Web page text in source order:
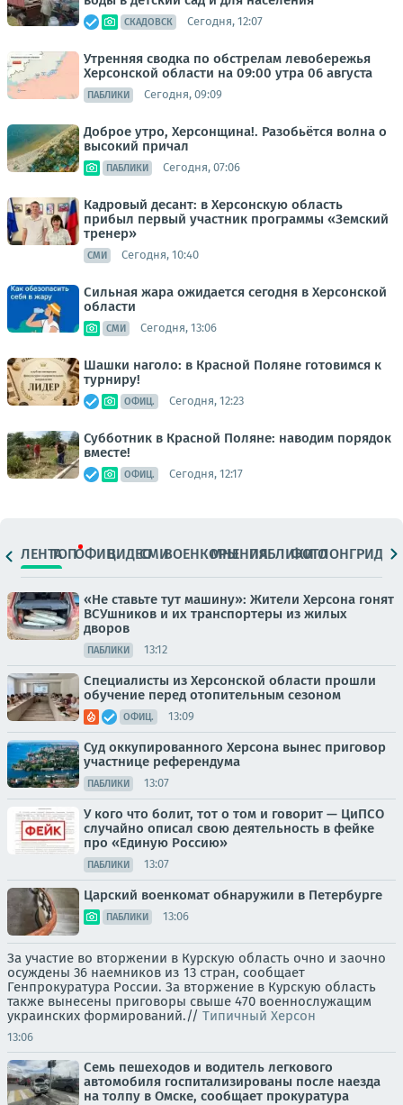
СКАДОВСК Сегодня, 12:07
Утренняя сводка по обстрелам левобережья
Херсонской области на 09:00 утра 06 августа
ПАБЛИКИ Сегодня, 09:09
Доброе утро, Херсонщина!. Разобьётся волна о
высокий причал
ПАБЛИКИ Сегодня, 07:06
Кадровый десант: в Херсонскую область
прибыл первый участник программы «Земский
тренер»
СМИ Сегодня, 10:40
Сильная жара ожидается сегодня в Херсонской
области
СМИ Сегодня, 13:06
Шашки наголо: в Красной Поляне готовимся к
турниру!
ОФИЦ. Сегодня, 12:23
Субботник в Красной Поляне: наводим порядок
вместе!
ОФИЦ. Сегодня, 12:17
ЛЕНТАТОПОФИЦ.ВИДЕОСМИВОЕНКОРЫМНЕНИЯПАБЛИКИ
ФОТОЛОНГРИДЫ
«Не ставьте тут машину»: Жители Херсона гонят
ВСУшников и их транспортеры из жилых
дворов
ПАБЛИКИ 13:12
Специалисты из Херсонской области прошли
обучение перед отопительным сезоном
ОФИЦ. 13:09
Суд оккупированного Херсона вынес приговор
участнице референдума
ПАБЛИКИ 13:07
У кого что болит, тот о том и говорит — ЦиПСО
случайно описал свою деятельность в фейке
про «Единую Россию»
ПАБЛИКИ 13:07
Царский военкомат обнаружили в Петербурге
ПАБЛИКИ 13:06
За участие во вторжении в Курскую область очно и заочно
осуждены 36 наемников из 13 стран, сообщает
Генпрокуратура России. За вторжение в Курскую область
также вынесены приговоры свыше 470 военнослужащим
украинских формирований.// Типичный Херсон
13:06
Семь пешеходов и водитель легкового
автомобиля госпитализированы после наезда
на толпу в Омске, сообщает прокуратура